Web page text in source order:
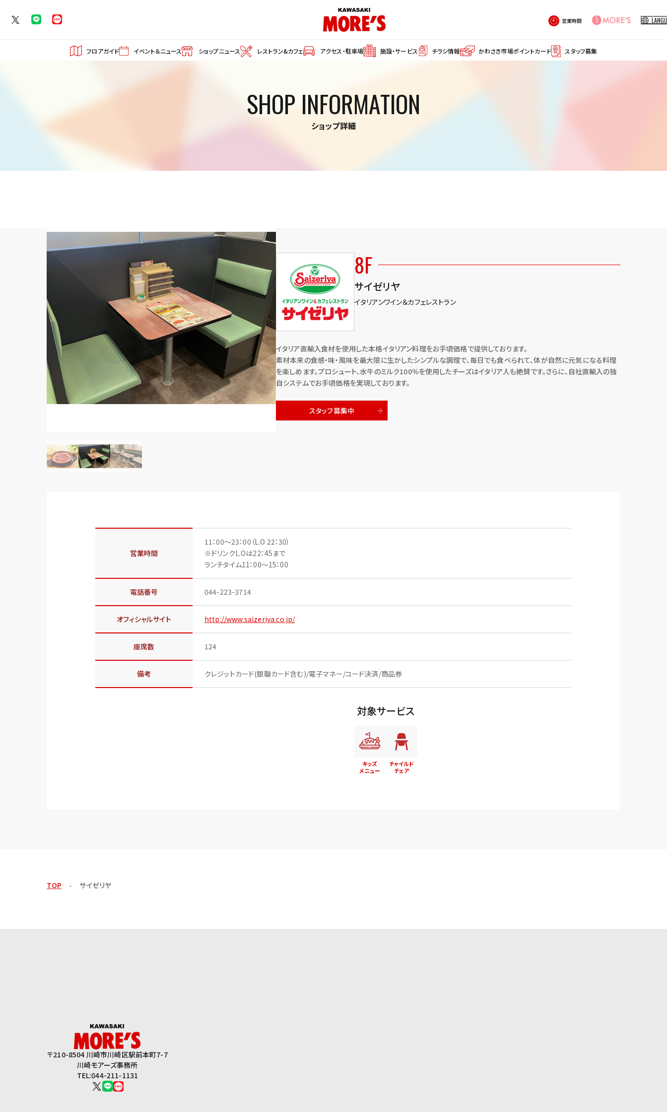
営業時間
フロアガイド イベント＆ニュース ショップニュース レストラン&カフェ アクセス・駐車場 施設・サービス チラシ情報 かわさき市場ポイントカード スタッフ募集
SHOP INFORMATION
ショップ詳細
8F
サイゼリヤ
イタリアンワイン＆カフェレストラン
イタリア直輸入食材を使用した本格イタリアン料理をお手頃価格で提供しております。
素材本来の食感・味・風味を最大限に生かしたシンプルな調理で、毎日でも食べられて、体が自然に元気になる料理
を楽しめます。プロシュート、水牛のミルク100％を使用したチーズはイタリア人も絶賛です。さらに、自社直輸入の独
自システムでお手頃価格を実現しております。
スタッフ募集中
営業時間
11：00～23：00（L.O 22：30）
※ドリンクL.Oは22：45まで
ランチタイム11：00～15：00
電話番号 044-223-3714
オフィシャルサイト http://www.saizeriya.co.jp/
座席数 124
備考 クレジットカード(銀聯カード含む)/電子マネー/コード決済/商品券
対象サービス
キッズ
メニュー
チャイルド
チェア
TOP サイゼリヤ
〒210-8504 川崎市川崎区駅前本町7-7
川崎モアーズ事務所
TEL:044-211-1131